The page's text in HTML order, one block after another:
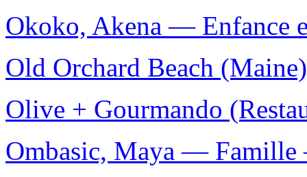
Okoko, Akena — Enfance
Old Orchard Beach
Olive + Gourmando
Ombasic, Maya — Famille